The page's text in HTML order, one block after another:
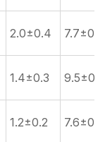
2.0±0.4 7.7±0.3
1.4±0.3 9.5±0.3
1.2±0.2 7.6±0.3